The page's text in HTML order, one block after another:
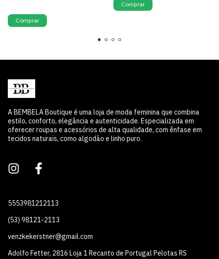
Comprar
Comprar
A BEMBELA Boutique é uma loja de moda feminina que combina
estilo, conforto, elegância e autenticidade. Especializada em
oferecer roupas e acessórios de alta qualidade, com ênfase em
tecidos naturais, como algodão e linho puro.
5553981212113
(53) 98121-2113
venzkekerstner@gmail.com
Adolfo Fetter, 2816 Loja 1 Recanto de Portugal Pelotas RS